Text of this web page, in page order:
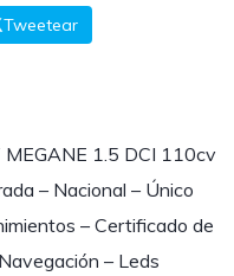
Tweetear
1.5 DCI 110cv
– Nacional – Único
– Certificado de
– Leds